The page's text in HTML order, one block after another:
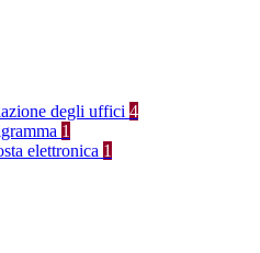
degli uffici 4
1
elettronica 1